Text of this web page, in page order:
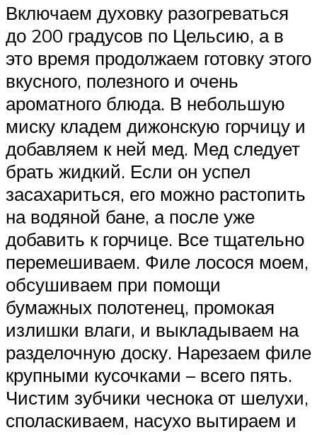
Включаем духовку разогреваться
до 200 градусов по Цельсию, а в
это время продолжаем готовку этого
вкусного, полезного и очень
ароматного блюда. В небольшую
миску кладем дижонскую горчицу и
добавляем к ней мед. Мед следует
брать жидкий. Если он успел
засахариться, его можно растопить
на водяной бане, а после уже
добавить к горчице. Все тщательно
перемешиваем. Филе лосося моем,
обсушиваем при помощи
бумажных полотенец, промокая
излишки влаги, и выкладываем на
разделочную доску. Нарезаем филе
крупными кусочками – всего пять.
Чистим зубчики чеснока от шелухи,
споласкиваем, насухо вытираем и